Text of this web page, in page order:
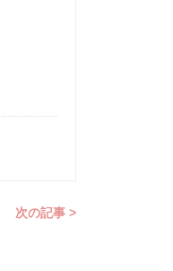
次の記事 >